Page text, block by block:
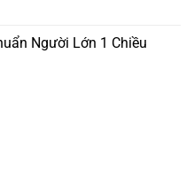
Người Lớn 1 Chiều